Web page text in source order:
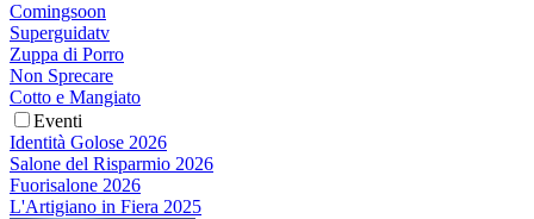
Comingsoon
Superguidatv
Zuppa di Porro
Non Sprecare
Cotto e Mangiato
Eventi
Identità Golose 2026
Salone del Risparmio 2026
Fuorisalone 2026
L'Artigiano in Fiera 2025